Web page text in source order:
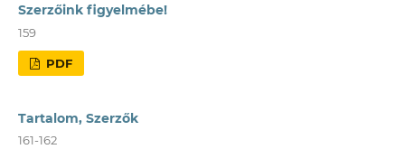
Szerzőink figyelmébe!
159
PDF
Tartalom, Szerzők
161-162